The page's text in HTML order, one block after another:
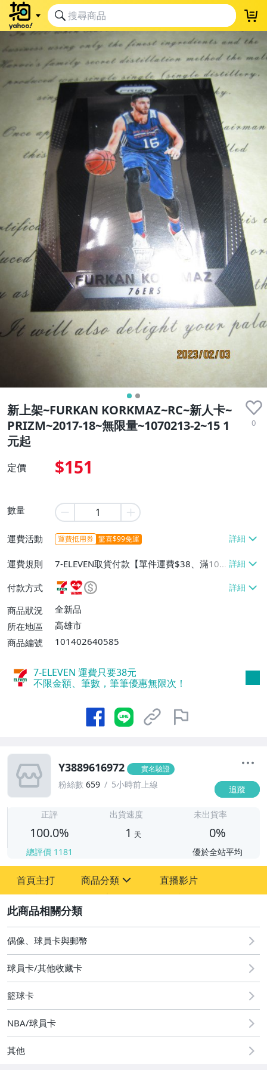
新上架~FURKAN KORKMAZ~RC~新人卡~
PRIZM~2017-18~無限量~1070213-2~15 1
元起
0
定價 $151
數量
運費活動 運費抵用券 驚喜$99免運
運費規則
7-ELEVEN取貨付款【單件運費$38、滿100
件或消費滿$1000000免運費】、7-ELEVEN
取貨不付款【單件運費$38】、萊爾富取貨
付款【單件運費$60、滿50件或消費滿$30
0000免運費】、郵局掛號【單件運費$50、
付款方式
商品狀況
全新品
所在地區
高雄市
商品編號
101402640585
7-ELEVEN 運費只要38元
不限金額、筆數，筆筆優惠無限次！
Y3889616972 實名驗證
粉絲數 659 5小時前上線 追蹤
正評
100.0%
總評價 1181
出貨速度
1 天
未出貨率
0%
優於全站平均
首頁主打 商品分類
偶像、球員卡與郵幣
直播影片
偶像、球員卡與郵幣
球員卡/其他收藏卡
籃球卡
NBA/球員卡
其他